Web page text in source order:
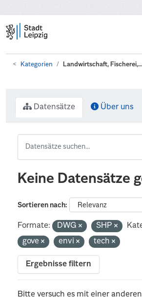
Kategorien Landwirtschaft, Fischerei,...
Datensätze Über uns
Keine Datensätze
Sortieren nach
Formate: DWG SHP
gove
envi tech
Ergebnisse filtern
Bitte versuch es mit einer